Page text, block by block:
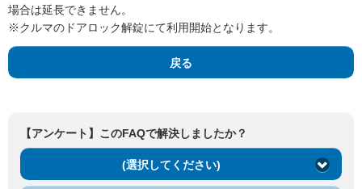
場合は延長できません。
※クルマのドアロック解錠にて利用開始となります。
戻る
【アンケート】このFAQで解決しましたか？
(選択してください)